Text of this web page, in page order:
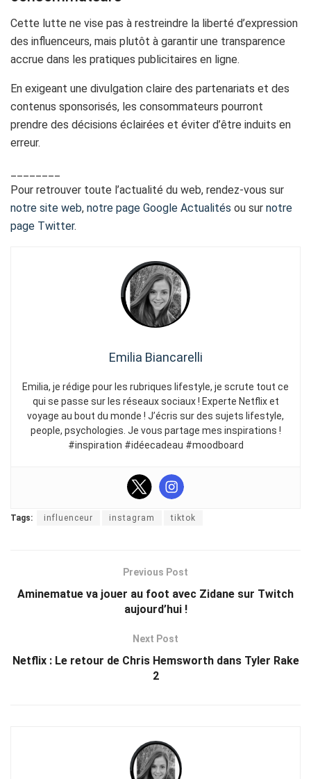
Cette lutte ne vise pas à restreindre la liberté d’expression
des influenceurs, mais plutôt à garantir une transparence
accrue dans les pratiques publicitaires en ligne.
En exigeant une divulgation claire des partenariats et des
contenus sponsorisés, les consommateurs pourront
prendre des décisions éclairées et éviter d’être induits en
erreur.
Pour retrouver toute l’actualité du web, rendez-vous sur
notre site web, notre page Google Actualités ou sur notre
page Twitter.
Emilia Biancarelli
Emilia, je rédige pour les rubriques lifestyle, je scrute tout ce
qui se passe sur les réseaux sociaux ! Experte Netflix et
voyage au bout du monde ! J’écris sur des sujets lifestyle,
people, psychologies. Je vous partage mes inspirations !
#inspiration #idéecadeau #moodboard
Tags: influenceur instagram tiktok
Previous Post
Aminematue va jouer au foot avec Zidane sur Twitch
aujourd’hui !
Next Post
Netflix : Le retour de Chris Hemsworth dans Tyler Rake
2